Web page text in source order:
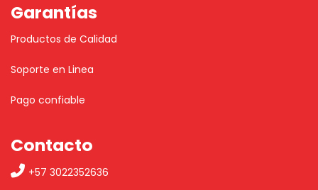
Garantías
Productos de Calidad
Soporte en Linea
Pago confiable
Contacto
+57 3022352636